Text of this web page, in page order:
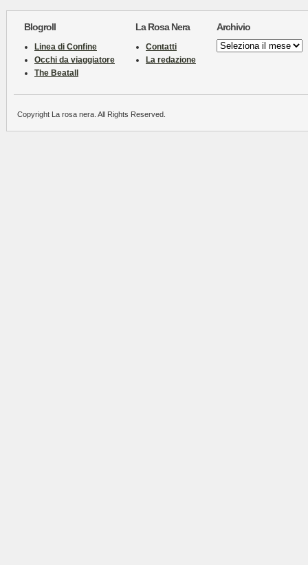
Blogroll
Linea di Confine
Occhi da viaggiatore
The Beatall
La Rosa Nera
Contatti
La redazione
Archivio
Archivio
Copyright La rosa nera. All Rights Reserved.